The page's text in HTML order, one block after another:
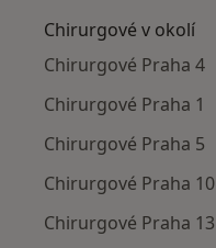
Chirurgové v okolí
Chirurgové Praha 4
Chirurgové Praha 1
Chirurgové Praha 5
Chirurgové Praha 10
Chirurgové Praha 13